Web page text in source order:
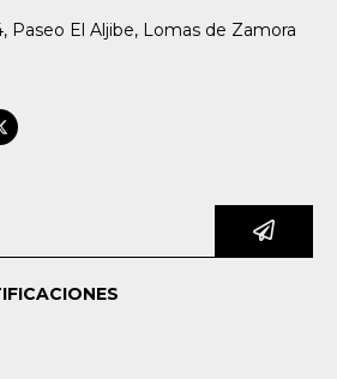
Paseo El Aljibe, Lomas de Zamora